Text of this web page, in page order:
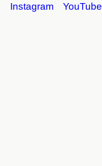
Instagram
YouTube